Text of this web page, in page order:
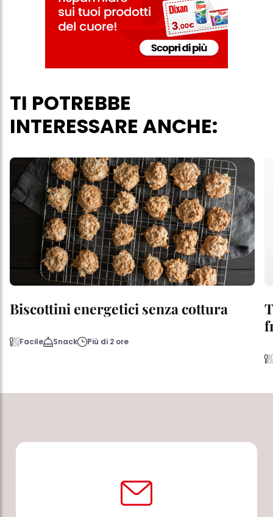
TI POTREBBE
INTERESSARE ANCHE:
Biscottini energetici senza cottura
Facile Snack Più di 2 ore
verranno utilizzati solo i cookie tecnicamente necessari per fornirti
questo sito web.